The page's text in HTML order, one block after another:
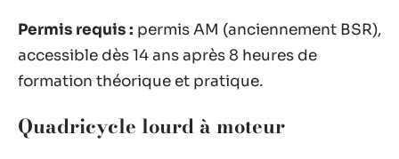
Permis requis : permis AM (anciennement BSR),
accessible dès 14 ans après 8 heures de
formation théorique et pratique.
Quadricycle lourd à moteur